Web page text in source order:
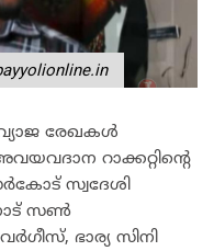
രേഖകൾ
റാക്കറ്റിന്റെ
സ്വദേശി
സൺ
ഭാര്യ സിനി